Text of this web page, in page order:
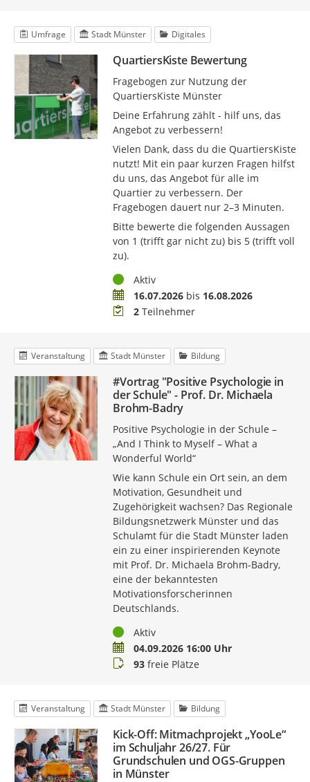
Umfrage Stadt Münster Digitales
QuartiersKiste Bewertung
Fragebogen zur Nutzung der
QuartiersKiste Münster
Deine Erfahrung zählt - hilf uns, das
Angebot zu verbessern!
Vielen Dank, dass du die QuartiersKiste
nutzt! Mit ein paar kurzen Fragen hilfst
du uns, das Angebot für alle im
Quartier zu verbessern. Der
Fragebogen dauert nur 2–3 Minuten.
Bitte bewerte die folgenden Aussagen
von 1 (trifft gar nicht zu) bis 5 (trifft voll
zu).
StatusAktiv
Zeitraum16.07.2026bis 16.08.2026
Teilnehmer
2Teilnehmer
Veranstaltung Stadt Münster Bildung
#Vortrag "Positive Psychologie in
der Schule" - Prof. Dr. Michaela
Brohm-Badry
Positive Psychologie in der Schule –
„And I Think to Myself – What a
Wonderful World“
Wie kann Schule ein Ort sein, an dem
Motivation, Gesundheit und
Zugehörigkeit wachsen? Das Regionale
Bildungsnetzwerk Münster und das
Schulamt für die Stadt Münster laden
ein zu einer inspirierenden Keynote
mit Prof. Dr. Michaela Brohm-Badry,
eine der bekanntesten
Motivationsforscherinnen
Deutschlands.
StatusAktiv
Termin04.09.2026 16:00 Uhr
Buchungsstatus
93freie Plätze
Veranstaltung Stadt Münster Bildung
Kick-Off: Mitmachprojekt „YooLe“
im Schuljahr 26/27. Für
Grundschulen und OGS-Gruppen
in Münster